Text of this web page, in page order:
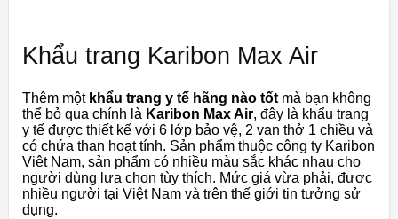
Khẩu trang Karibon Max Air
Thêm một khẩu trang y tế hãng nào tốt mà bạn không
thể bỏ qua chính là Karibon Max Air, đây là khẩu trang
y tế được thiết kế với 6 lớp bảo vệ, 2 van thở 1 chiều và
có chứa than hoạt tính. Sản phẩm thuộc công ty Karibon
Việt Nam, sản phẩm có nhiều màu sắc khác nhau cho
người dùng lựa chọn tùy thích. Mức giá vừa phải, được
nhiều người tại Việt Nam và trên thế giới tin tưởng sử
dụng.